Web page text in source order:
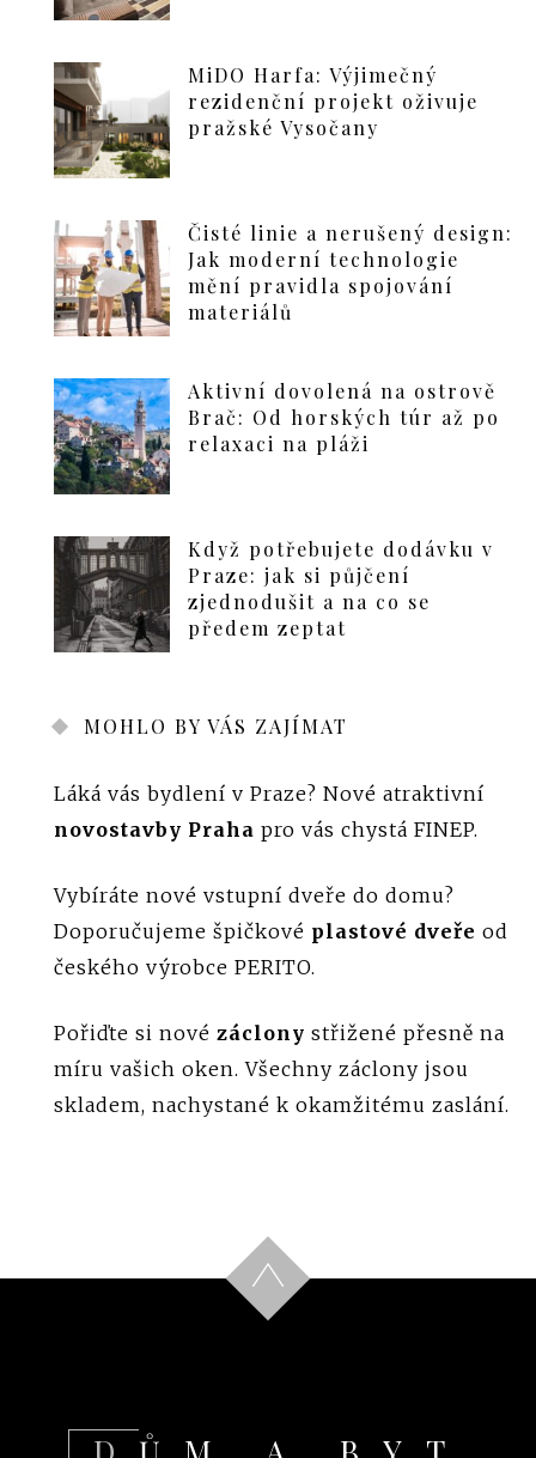
MiDO Harfa: Výjimečný
rezidenční projekt oživuje
pražské Vysočany
Čisté linie a nerušený design:
Jak moderní technologie
mění pravidla spojování
materiálů
Aktivní dovolená na ostrově
Brač: Od horských túr až po
relaxaci na pláži
Když potřebujete dodávku v
Praze: jak si půjčení
zjednodušit a na co se
předem zeptat
MOHLO BY VÁS ZAJÍMAT
Láká vás bydlení v Praze? Nové atraktivní
novostavby Praha pro vás chystá FINEP.
Vybíráte nové vstupní dveře do domu?
Doporučujeme špičkové plastové dveře od
českého výrobce PERITO.
Pořiďte si nové záclony střižené přesně na
míru vašich oken. Všechny záclony jsou
skladem, nachystané k okamžitému zaslání.